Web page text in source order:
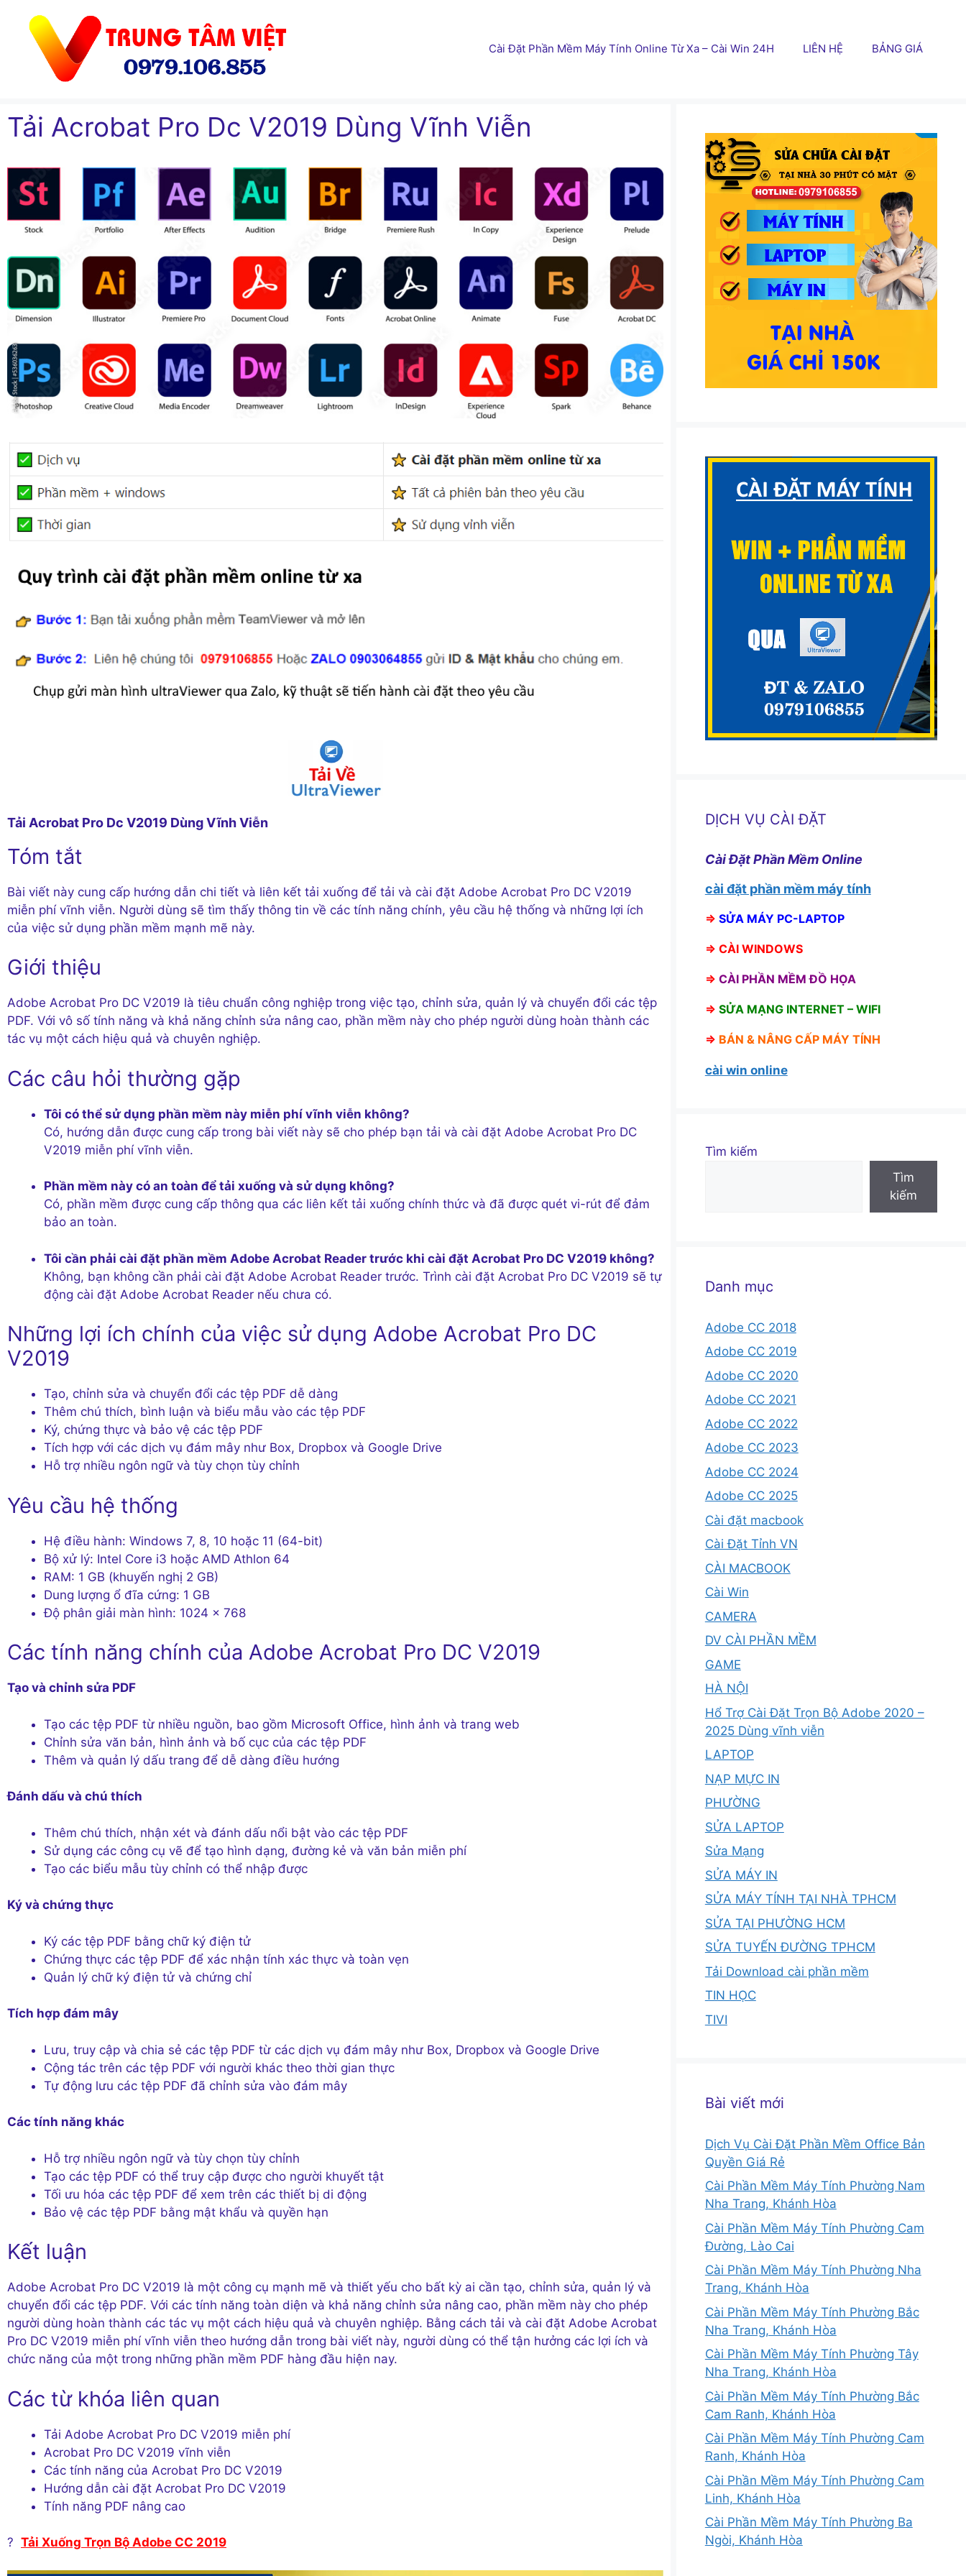
Cài Đặt Phần Mềm Máy Tính Online Từ Xa – Cài Win 24H LIÊN HỆ BẢNG GIÁ
Tải Acrobat Pro Dc V2019 Dùng Vĩnh Viễn
Tải Acrobat Pro Dc V2019 Dùng Vĩnh Viễn
Tóm tắt
Bài viết này cung cấp hướng dẫn chi tiết và liên kết tải xuống để tải và cài đặt Adobe Acrobat Pro DC V2019
miễn phí vĩnh viễn. Người dùng sẽ tìm thấy thông tin về các tính năng chính, yêu cầu hệ thống và những lợi ích
của việc sử dụng phần mềm mạnh mẽ này.
Giới thiệu
Adobe Acrobat Pro DC V2019 là tiêu chuẩn công nghiệp trong việc tạo, chỉnh sửa, quản lý và chuyển đổi các tệp
PDF. Với vô số tính năng và khả năng chỉnh sửa nâng cao, phần mềm này cho phép người dùng hoàn thành các
tác vụ một cách hiệu quả và chuyên nghiệp.
Các câu hỏi thường gặp
Tôi có thể sử dụng phần mềm này miễn phí vĩnh viễn không?
Có, hướng dẫn được cung cấp trong bài viết này sẽ cho phép bạn tải và cài đặt Adobe Acrobat Pro DC
V2019 miễn phí vĩnh viễn.
Phần mềm này có an toàn để tải xuống và sử dụng không?
Có, phần mềm được cung cấp thông qua các liên kết tải xuống chính thức và đã được quét vi-rút để đảm
bảo an toàn.
Tôi cần phải cài đặt phần mềm Adobe Acrobat Reader trước khi cài đặt Acrobat Pro DC V2019 không?
Không, bạn không cần phải cài đặt Adobe Acrobat Reader trước. Trình cài đặt Acrobat Pro DC V2019 sẽ tự
động cài đặt Adobe Acrobat Reader nếu chưa có.
Những lợi ích chính của việc sử dụng Adobe Acrobat Pro DC
V2019
Tạo, chỉnh sửa và chuyển đổi các tệp PDF dễ dàng
Thêm chú thích, bình luận và biểu mẫu vào các tệp PDF
Ký, chứng thực và bảo vệ các tệp PDF
Tích hợp với các dịch vụ đám mây như Box, Dropbox và Google Drive
Hỗ trợ nhiều ngôn ngữ và tùy chọn tùy chỉnh
Yêu cầu hệ thống
Hệ điều hành: Windows 7, 8, 10 hoặc 11 (64-bit)
Bộ xử lý: Intel Core i3 hoặc AMD Athlon 64
RAM: 1 GB (khuyến nghị 2 GB)
Dung lượng ổ đĩa cứng: 1 GB
Độ phân giải màn hình: 1024 x 768
Các tính năng chính của Adobe Acrobat Pro DC V2019
Tạo và chỉnh sửa PDF
Tạo các tệp PDF từ nhiều nguồn, bao gồm Microsoft Office, hình ảnh và trang web
Chỉnh sửa văn bản, hình ảnh và bố cục của các tệp PDF
Thêm và quản lý dấu trang để dễ dàng điều hướng
Đánh dấu và chú thích
Thêm chú thích, nhận xét và đánh dấu nổi bật vào các tệp PDF
Sử dụng các công cụ vẽ để tạo hình dạng, đường kẻ và văn bản miễn phí
Tạo các biểu mẫu tùy chỉnh có thể nhập được
Ký và chứng thực
Ký các tệp PDF bằng chữ ký điện tử
Chứng thực các tệp PDF để xác nhận tính xác thực và toàn vẹn
Quản lý chữ ký điện tử và chứng chỉ
Tích hợp đám mây
Lưu, truy cập và chia sẻ các tệp PDF từ các dịch vụ đám mây như Box, Dropbox và Google Drive
Cộng tác trên các tệp PDF với người khác theo thời gian thực
Tự động lưu các tệp PDF đã chỉnh sửa vào đám mây
Các tính năng khác
Hỗ trợ nhiều ngôn ngữ và tùy chọn tùy chỉnh
Tạo các tệp PDF có thể truy cập được cho người khuyết tật
Tối ưu hóa các tệp PDF để xem trên các thiết bị di động
Bảo vệ các tệp PDF bằng mật khẩu và quyền hạn
Kết luận
Adobe Acrobat Pro DC V2019 là một công cụ mạnh mẽ và thiết yếu cho bất kỳ ai cần tạo, chỉnh sửa, quản lý và
chuyển đổi các tệp PDF. Với các tính năng toàn diện và khả năng chỉnh sửa nâng cao, phần mềm này cho phép
người dùng hoàn thành các tác vụ một cách hiệu quả và chuyên nghiệp. Bằng cách tải và cài đặt Adobe Acrobat
Pro DC V2019 miễn phí vĩnh viễn theo hướng dẫn trong bài viết này, người dùng có thể tận hưởng các lợi ích và
chức năng của một trong những phần mềm PDF hàng đầu hiện nay.
Các từ khóa liên quan
Tải Adobe Acrobat Pro DC V2019 miễn phí
Acrobat Pro DC V2019 vĩnh viễn
Các tính năng của Acrobat Pro DC V2019
Hướng dẫn cài đặt Acrobat Pro DC V2019
Tính năng PDF nâng cao
? Tải Xuống Trọn Bộ Adobe CC 2019
DỊCH VỤ CÀI ĐẶT
Cài Đặt Phần Mềm Online
cài đặt phần mềm máy tính
⇒ SỬA MÁY PC-LAPTOP
⇒ CÀI WINDOWS
⇒ CÀI PHẦN MỀM ĐỒ HỌA
⇒ SỬA MẠNG INTERNET – WIFI
⇒ BÁN & NÂNG CẤP MÁY TÍNH
cài win online
Tìm kiếm
Tìm
kiếm
Danh mục
Adobe CC 2018
Adobe CC 2019
Adobe CC 2020
Adobe CC 2021
Adobe CC 2022
Adobe CC 2023
Adobe CC 2024
Adobe CC 2025
Cài đặt macbook
Cài Đặt Tỉnh VN
CÀI MACBOOK
Cài Win
CAMERA
DV CÀI PHẦN MỀM
GAME
HÀ NỘI
Hổ Trợ Cài Đặt Trọn Bộ Adobe 2020 –
2025 Dùng vĩnh viễn
LAPTOP
NẠP MỰC IN
PHƯỜNG
SỬA LAPTOP
Sửa Mạng
SỬA MÁY IN
SỬA MÁY TÍNH TẠI NHÀ TPHCM
SỬA TẠI PHƯỜNG HCM
SỬA TUYẾN ĐƯỜNG TPHCM
Tải Download cài phần mềm
TIN HỌC
TIVI
Bài viết mới
Dịch Vụ Cài Đặt Phần Mềm Office Bản
Quyền Giá Rẻ
Cài Phần Mềm Máy Tính Phường Nam
Nha Trang, Khánh Hòa
Cài Phần Mềm Máy Tính Phường Cam
Đường, Lào Cai
Cài Phần Mềm Máy Tính Phường Nha
Trang, Khánh Hòa
Cài Phần Mềm Máy Tính Phường Bắc
Nha Trang, Khánh Hòa
Cài Phần Mềm Máy Tính Phường Tây
Nha Trang, Khánh Hòa
Cài Phần Mềm Máy Tính Phường Bắc
Cam Ranh, Khánh Hòa
Cài Phần Mềm Máy Tính Phường Cam
Ranh, Khánh Hòa
Cài Phần Mềm Máy Tính Phường Cam
Linh, Khánh Hòa
Cài Phần Mềm Máy Tính Phường Ba
Ngòi, Khánh Hòa